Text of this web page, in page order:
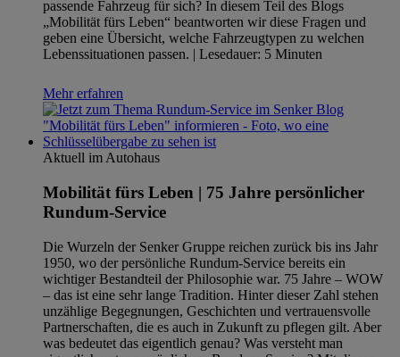
passende Fahrzeug für sich? In diesem Teil des Blogs
„Mobilität fürs Leben“ beantworten wir diese Fragen und
geben eine Übersicht, welche Fahrzeugtypen zu welchen
Lebenssituationen passen. | Lesedauer: 5 Minuten
Mehr erfahren
Aktuell im Autohaus
Mobilität fürs Leben | 75 Jahre persönlicher
Rundum-Service
Die Wurzeln der Senker Gruppe reichen zurück bis ins Jahr
1950, wo der persönliche Rundum-Service bereits ein
wichtiger Bestandteil der Philosophie war. 75 Jahre – WOW
– das ist eine sehr lange Tradition. Hinter dieser Zahl stehen
unzählige Begegnungen, Geschichten und vertrauensvolle
Partnerschaften, die es auch in Zukunft zu pflegen gilt. Aber
was bedeutet das eigentlich genau? Was versteht man